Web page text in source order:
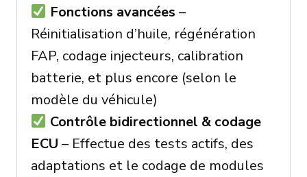
Fonctions avancées –
Réinitialisation d’huile, régénération
FAP, codage injecteurs, calibration
batterie, et plus encore (selon le
modèle du véhicule)
Contrôle bidirectionnel & codage
ECU – Effectue des tests actifs, des
adaptations et le codage de modules